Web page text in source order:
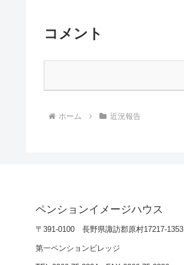
コメント
ホーム 近況報告
ペンションイメージハウス
〒391-0100 長野県諏訪郡原村17217-1353
第一ペンションビレッジ